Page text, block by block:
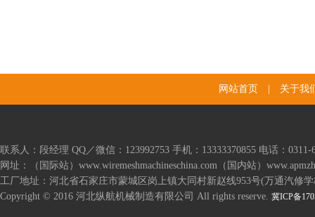
网站首页 关于我
联系人：段经理 QQ／微信：123992753 手机：13333370855 电话：0311-
网址：（国际站）www.wiremeshmachineschina.com（国内站）
工厂地址：河北省石家庄市蒙城区岗上镇大同村新赵线953号(万通汽修
Copyright © 2016 河北纵航机械制造有限公司 All rights reserve. 冀ICP备